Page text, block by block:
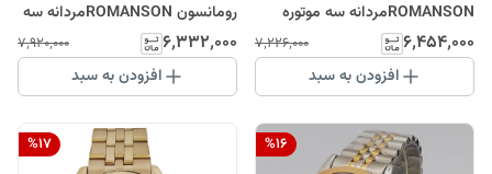
ROMANSONمردانه سه موتوره
کرنوگراف سه موتور ضدآب رنگ ثابت
ارسال رایگان نقره ای طلایی
۶٬۴۵۴٬۰۰۰ ۷٬۲۲۶٬۰۰۰
افزودن به سبد
رومانسون ROMANSONمردانه سه
موتور ضدآب رنگ ثابت نقره ای
طلایی
۶٬۳۳۲٬۰۰۰ ۷٬۹۲۰٬۰۰۰
افزودن به سبد
%16
%17